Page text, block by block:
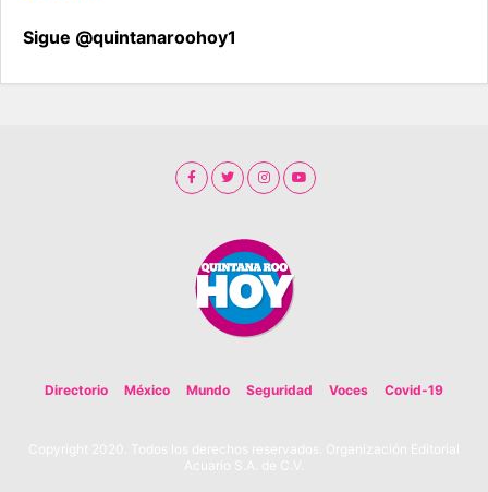
Sigue @quintanaroohoy1
Directorio México Mundo Seguridad Voces Covid-19